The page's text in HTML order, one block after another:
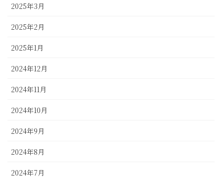
2025年3月
2025年2月
2025年1月
2024年12月
2024年11月
2024年10月
2024年9月
2024年8月
2024年7月